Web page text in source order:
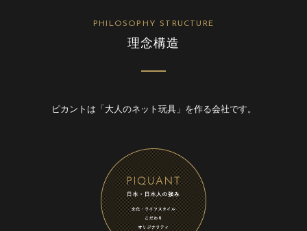
PHILOSOPHY STRUCTURE
理念構造
ピカントは「大人のネット玩具」を作る会社です。